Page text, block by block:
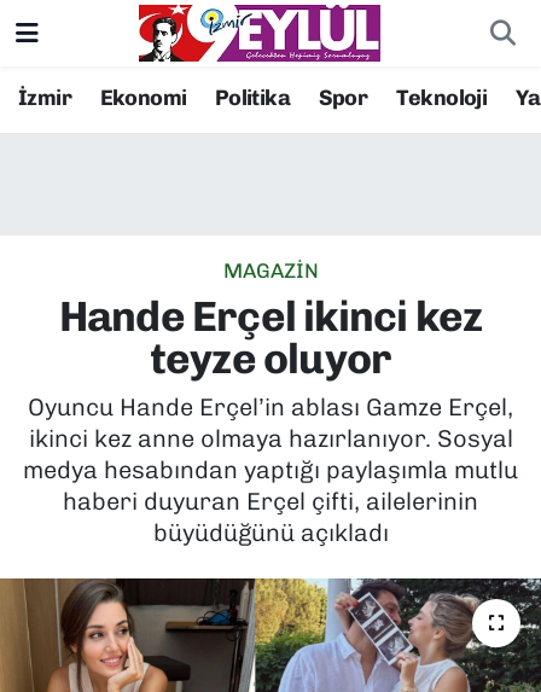
İzmir Ekonomi Politika Spor Teknoloji
MAGAZİN
Hande Erçel ikinci kez
teyze oluyor
Oyuncu Hande Erçel’in ablası Gamze Erçel,
ikinci kez anne olmaya hazırlanıyor. Sosyal
medya hesabından yaptığı paylaşımla mutlu
haberi duyuran Erçel çifti, ailelerinin
büyüdüğünü açıkladı
Resmi İlanlar
EKONOMİ
KÜLTÜR SANAT
MAGAZİN
POLİTİKA
SAĞLIK
SPOR
Konak Nöbetçi Eczaneler
Süper Lig Puan Durumu ve Fikstür
Tüm Manşetler
Son Dakika Haberleri
Haber Arşivi